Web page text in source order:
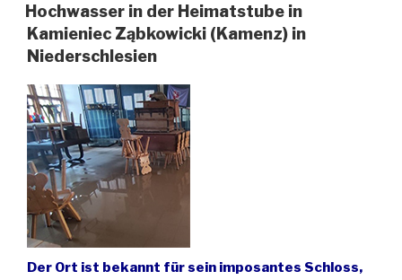
Hochwasser in der Heimatstube in
Kamieniec Ząbkowicki (Kamenz) in
Niederschlesien
Der Ort ist bekannt für sein imposantes Schloss,